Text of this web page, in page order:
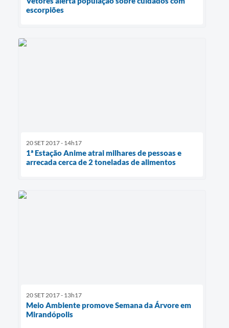
escorpiões
20 SET 2017 - 14h17
1ª Estação Anime atrai milhares de pessoas e
arrecada cerca de 2 toneladas de alimentos
20 SET 2017 - 13h17
Meio Ambiente promove Semana da Árvore em
Mirandópolis